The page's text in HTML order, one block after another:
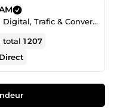
Spécialistes en Marketing Digital, Trafic & Conversion
total1 207